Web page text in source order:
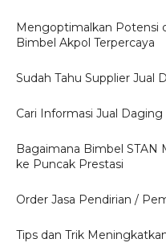
Mengoptimalkan Potensi
Bimbel Akpol Terpercaya
Sudah Tahu Supplier Jual
Cari Informasi Jual
Bagaimana Bimbel STAN
ke Puncak Prestasi
Order Jasa Pendirian /
Tips dan Trik